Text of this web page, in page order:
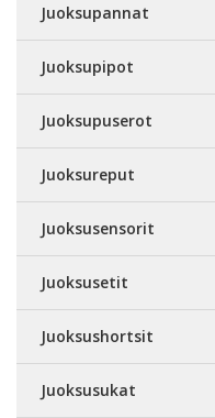
Juoksupannat
Juoksupipot
Juoksupuserot
Juoksureput
Juoksusensorit
Juoksusetit
Juoksushortsit
Juoksusukat